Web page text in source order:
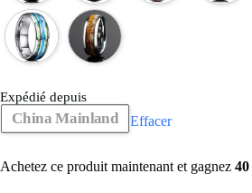
Expédié depuis
China Mainland Effacer
Achetez ce produit maintenant et gagnez 40